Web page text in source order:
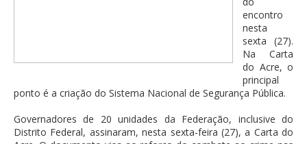
encontro
nesta
sexta (27).
Na Carta
do Acre, o
principal
ponto é a criação do Sistema Nacional de Segurança Pública.
Governadores de 20 unidades da Federação, inclusive do
Distrito Federal, assinaram, nesta sexta-feira (27), a Carta do